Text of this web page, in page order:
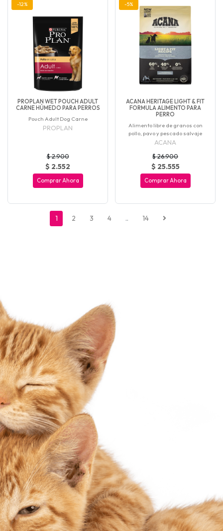
-12%
PROPLAN WET POUCH ADULT
CARNE HÚMEDO PARA PERROS
Pouch Adult Dog Carne
PROPLAN
$ 2.900
$ 2.552
Comprar Ahora
-5%
ACANA HERITAGE LIGHT & FIT
FORMULA ALIMENTO PARA
PERRO
Alimento libre de granos con
pollo, pavo y pescado salvaje
ACANA
$ 26.900
$ 25.555
Comprar Ahora
1 2 3 4 .. 14